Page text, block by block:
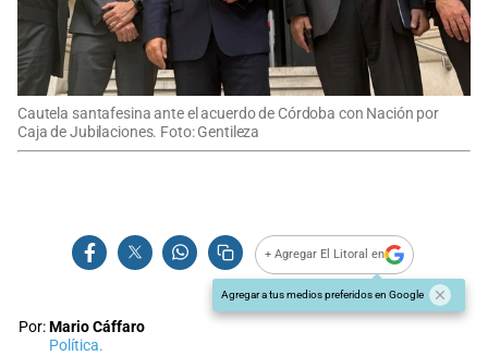
Cautela santafesina ante el acuerdo de Córdoba con Nación por
Caja de Jubilaciones. Foto: Gentileza
+ Agregar El Litoral en
Agregar a tus medios preferidos en Google
Por:Mario Cáffaro
Política.